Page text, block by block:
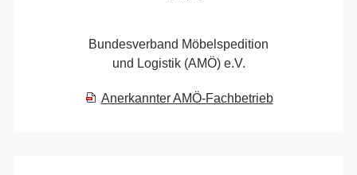
Bundesverband Möbelspedition
und Logistik (AMÖ) e.V.
Anerkannter AMÖ-Fachbetrieb